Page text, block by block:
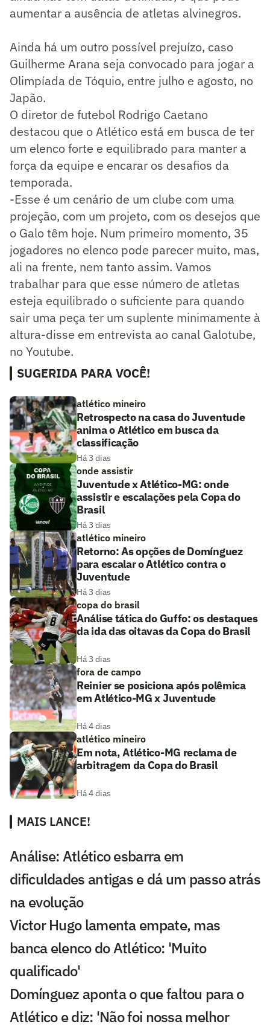
aumentar a ausência de atletas alvinegros.
Ainda há um outro possível prejuízo, caso
Guilherme Arana seja convocado para jogar a
Olimpíada de Tóquio, entre julho e agosto, no
Japão.
O diretor de futebol Rodrigo Caetano
destacou que o Atlético está em busca de ter
um elenco forte e equilibrado para manter a
força da equipe e encarar os desafios da
temporada.
-Esse é um cenário de um clube com uma
projeção, com um projeto, com os desejos que
o Galo têm hoje. Num primeiro momento, 35
jogadores no elenco pode parecer muito, mas,
ali na frente, nem tanto assim. Vamos
trabalhar para que esse número de atletas
esteja equilibrado o suficiente para quando
sair uma peça ter um suplente minimamente à
altura-disse em entrevista ao canal Galotube,
no Youtube.
SUGERIDA PARA VOCÊ!
atlético mineiro
Retrospecto na casa do Juventude
anima o Atlético em busca da
classificação
Há 3 dias
onde assistir
Juventude x Atlético-MG: onde
assistir e escalações pela Copa do
Brasil
Há 3 dias
atlético mineiro
Retorno: As opções de Domínguez
para escalar o Atlético contra o
Juventude
Há 3 dias
copa do brasil
Análise tática do Guffo: os destaques
da ida das oitavas da Copa do Brasil
Há 3 dias
fora de campo
Reinier se posiciona após polêmica
em Atlético-MG x Juventude
Há 4 dias
atlético mineiro
Em nota, Atlético-MG reclama de
arbitragem da Copa do Brasil
Há 4 dias
MAIS LANCE!
Análise: Atlético esbarra em
dificuldades antigas e dá um passo atrás
na evolução
Victor Hugo lamenta empate, mas
banca elenco do Atlético: 'Muito
qualificado'
Domínguez aponta o que faltou para o
Atlético e diz: 'Não foi nossa melhor